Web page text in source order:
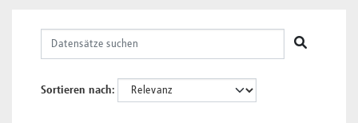
Sortieren nach